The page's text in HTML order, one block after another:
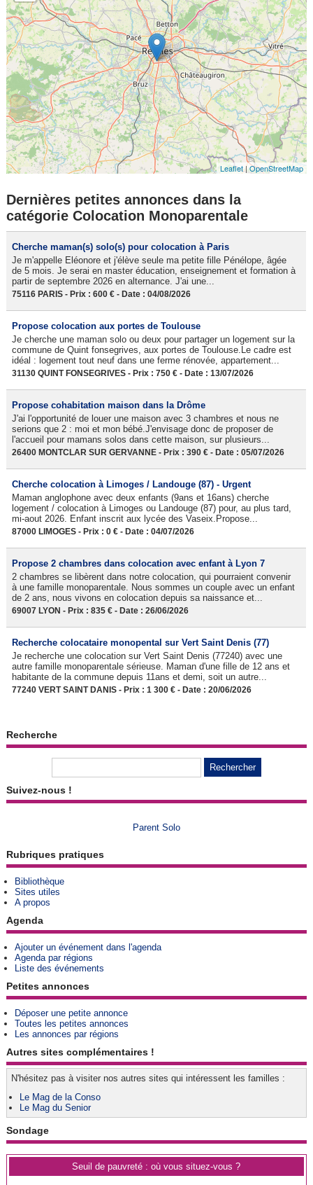
Leaflet|OpenStreetMap
Dernières petites annonces dans la
catégorie Colocation Monoparentale
Cherche maman(s) solo(s) pour colocation à Paris
Je m'appelle Eléonore et j'élève seule ma petite fille Pénélope, âgée
de 5 mois. Je serai en master éducation, enseignement et formation à
partir de septembre 2026 en alternance. J'ai une...
75116 PARIS - Prix : 600 € - Date : 04/08/2026
Propose colocation aux portes de Toulouse
Je cherche une maman solo ou deux pour partager un logement sur la
commune de Quint fonsegrives, aux portes de Toulouse.Le cadre est
idéal : logement tout neuf dans une ferme rénovée, appartement...
31130 QUINT FONSEGRIVES - Prix : 750 € - Date : 13/07/2026
Propose cohabitation maison dans la Drôme
J'ai l'opportunité de louer une maison avec 3 chambres et nous ne
serions que 2 : moi et mon bébé.J'envisage donc de proposer de
l'accueil pour mamans solos dans cette maison, sur plusieurs...
26400 MONTCLAR SUR GERVANNE - Prix : 390 € - Date : 05/07/2026
Cherche colocation à Limoges / Landouge (87) - Urgent
Maman anglophone avec deux enfants (9ans et 16ans) cherche
logement / colocation à Limoges ou Landouge (87) pour, au plus tard,
mi-aout 2026. Enfant inscrit aux lycée des Vaseix.Propose...
87000 LIMOGES - Prix : 0 € - Date : 04/07/2026
Propose 2 chambres dans colocation avec enfant à Lyon 7
2 chambres se libèrent dans notre colocation, qui pourraient convenir
à une famille monoparentale. Nous sommes un couple avec un enfant
de 2 ans, nous vivons en colocation depuis sa naissance et...
69007 LYON - Prix : 835 € - Date : 26/06/2026
Recherche colocataire monopental sur Vert Saint Denis (77)
Je recherche une colocation sur Vert Saint Denis (77240) avec une
autre famille monoparentale sérieuse. Maman d'une fille de 12 ans et
habitante de la commune depuis 11ans et demi, soit un autre...
77240 VERT SAINT DANIS - Prix : 1 300 € - Date : 20/06/2026
Recherche
Suivez-nous !
Parent Solo
Rubriques pratiques
Bibliothèque
Sites utiles
A propos
Agenda
Ajouter un événement dans l'agenda
Agenda par régions
Liste des événements
Petites annonces
Déposer une petite annonce
Toutes les petites annonces
Les annonces par régions
Autres sites complémentaires !
N'hésitez pas à visiter nos autres sites qui intéressent les familles :
Le Mag de la Conso
Le Mag du Senior
Sondage
Seuil de pauvreté : où vous situez-vous ?